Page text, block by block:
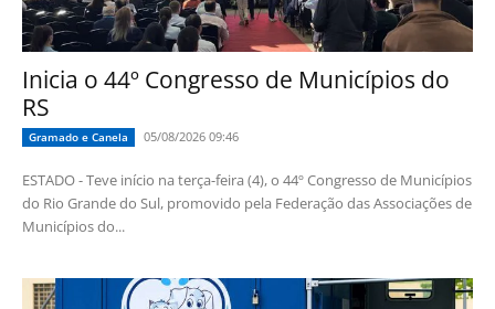
Inicia o 44º Congresso de Municípios do
RS
Gramado e Canela 05/08/2026 09:46
ESTADO - Teve início na terça-feira (4), o 44º Congresso de Municípios
do Rio Grande do Sul, promovido pela Federação das Associações de
Municípios do...